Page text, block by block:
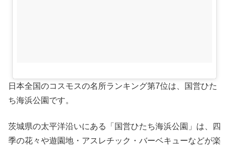
日本全国のコスモスの名所ランキング第7位は、国営ひた
ち海浜公園です。
茨城県の太平洋沿いにある「国営ひたち海浜公園」は、四
季の花々や遊園地・アスレチック・バーベキューなどが楽